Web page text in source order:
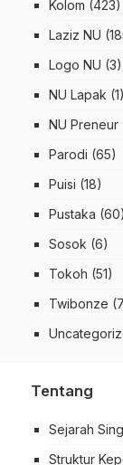
Kolom (423)
Laziz NU
Logo NU (3)
NU Lapak (1)
NU Preneur
Parodi (65)
Puisi (18)
Pustaka (60)
Sosok (6)
Tokoh (51)
Twibonze
Tentang
Sejarah
Struktur